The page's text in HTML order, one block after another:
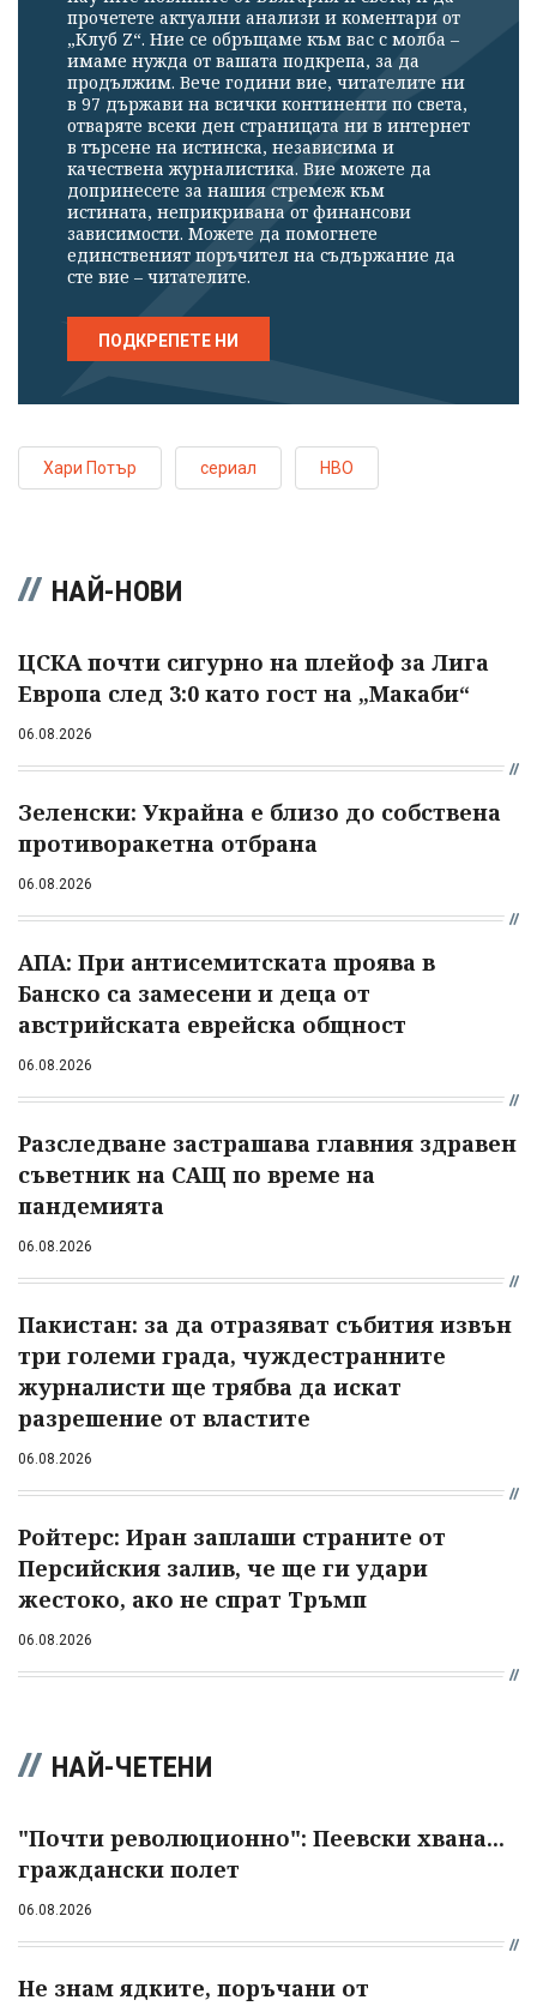
прочетете актуални анализи и коментари от
„Клуб Z“. Ние се обръщаме към вас с молба –
имаме нужда от вашата подкрепа, за да
продължим. Вече години вие, читателите ни
в 97 държави на всички континенти по света,
отваряте всеки ден страницата ни в интернет
в търсене на истинска, независима и
качествена журналистика. Вие можете да
допринесете за нашия стремеж към
истината, неприкривана от финансови
зависимости. Можете да помогнете
единственият поръчител на съдържание да
сте вие – читателите.
ПОДКРЕПЕТЕ НИ
Хари Потър сериал HBO
НАЙ-НОВИ
ЦСКА почти сигурно на плейоф за Лига
Европа след 3:0 като гост на „Макаби“
06.08.2026
Зеленски: Украйна е близо до собствена
противоракетна отбрана
06.08.2026
АПА: При антисемитската проява в
Банско са замесени и деца от
австрийската еврейска общност
06.08.2026
Разследване застрашава главния здравен
съветник на САЩ по време на
пандемията
06.08.2026
Пакистан: за да отразяват събития извън
три големи града, чуждестранните
журналисти ще трябва да искат
разрешение от властите
06.08.2026
Ройтерс: Иран заплаши страните от
Персийския залив, че ще ги удари
жестоко, ако не спрат Тръмп
06.08.2026
НАЙ-ЧЕТЕНИ
"Почти революционно": Пеевски хвана...
граждански полет
06.08.2026
Не знам ядките, поръчани от